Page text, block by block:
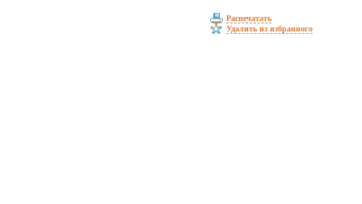
Распечатать
Удалить из избранного